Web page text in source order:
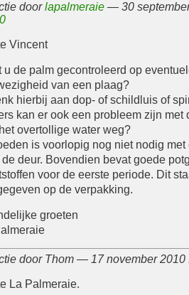
doorlapalmeraie— 30
Vincent
u de palm gecontroleerd op
van een plaag?
hierbij aan dop- of schildluis of
kan er ook een probleem zijn met
overtollige water weg?
is voorlopig nog niet nodig met
de deur. Bovendien bevat goede
voor de eerste periode. Dit
op de verpakking.
groeten
door Thom — 17 november 2010
La Palmeraie.